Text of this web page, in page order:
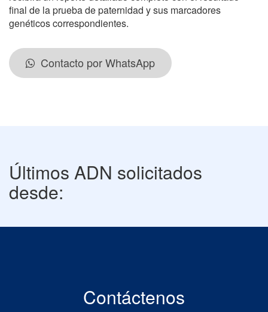
final de la prueba de paternidad y sus marcadores
genéticos correspondientes.
Contacto por WhatsApp
Últimos ADN solicitados
desde:
Contáctenos